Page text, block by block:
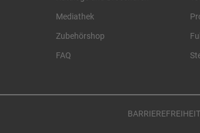
Mediathek
Zubehörshop
FAQ